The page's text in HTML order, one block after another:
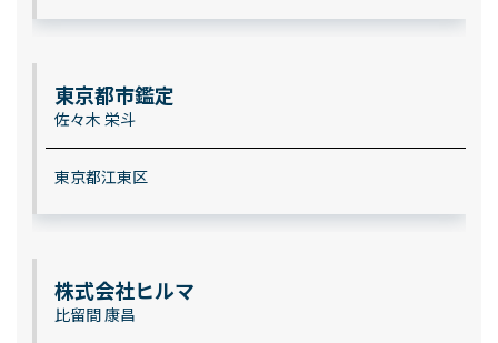
東京都市鑑定
佐々木 栄斗
東京都江東区
株式会社ヒルマ
比留間 康昌